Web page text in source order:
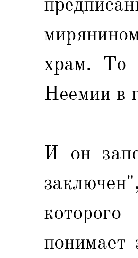
храм. То
Неемии в
И он
понимает